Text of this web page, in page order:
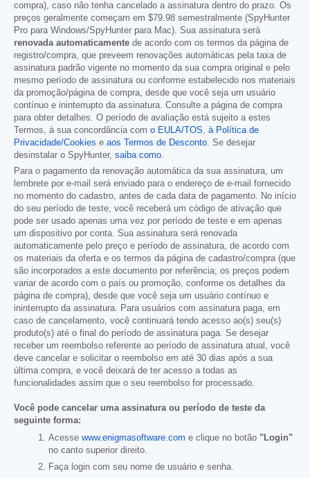
compra), caso não tenha cancelado a assinatura dentro do prazo. Os
preços geralmente começam em $79.98 semestralmente (SpyHunter
Pro para Windows/SpyHunter para Mac). Sua assinatura será
renovada automaticamente de acordo com os termos da página de
registro/compra, que preveem renovações automáticas pela taxa de
assinatura padrão vigente no momento da sua compra original e pelo
mesmo período de assinatura ou conforme estabelecido nos materiais
da promoção/página de compra, desde que você seja um usuário
contínuo e ininterrupto da assinatura. Consulte a página de compra
para obter detalhes. O período de avaliação está sujeito a estes
Termos, à sua concordância com o EULA/TOS, à Política de
Privacidade/Cookies e aos Termos de Desconto. Se desejar
desinstalar o SpyHunter, saiba como.
Para o pagamento da renovação automática da sua assinatura, um
lembrete por e-mail será enviado para o endereço de e-mail fornecido
no momento do cadastro, antes de cada data de pagamento. No início
do seu período de teste, você receberá um código de ativação que
pode ser usado apenas uma vez por período de teste e em apenas
um dispositivo por conta. Sua assinatura será renovada
automaticamente pelo preço e período de assinatura, de acordo com
os materiais da oferta e os termos da página de cadastro/compra (que
são incorporados a este documento por referência; os preços podem
variar de acordo com o país ou promoção, conforme os detalhes da
página de compra), desde que você seja um usuário contínuo e
ininterrupto da assinatura. Para usuários com assinatura paga, em
caso de cancelamento, você continuará tendo acesso ao(s) seu(s)
produto(s) até o final do período de assinatura paga. Se desejar
receber um reembolso referente ao período de assinatura atual, você
deve cancelar e solicitar o reembolso em até 30 dias após a sua
última compra, e você deixará de ter acesso a todas as
funcionalidades assim que o seu reembolso for processado.
Você pode cancelar uma assinatura ou período de teste da
seguinte forma:
Acesse www.enigmasoftware.com e clique no botão "Login"
no canto superior direito.
Faça login com seu nome de usuário e senha.